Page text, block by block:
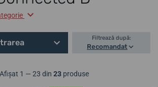
Filtrează după:
Recomandat
Afișat 1 — 23 din 23 produse